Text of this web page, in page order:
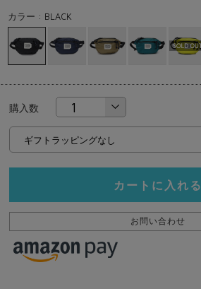
カラー : BLACK
購入数
カートに入れる
お問い合わせ